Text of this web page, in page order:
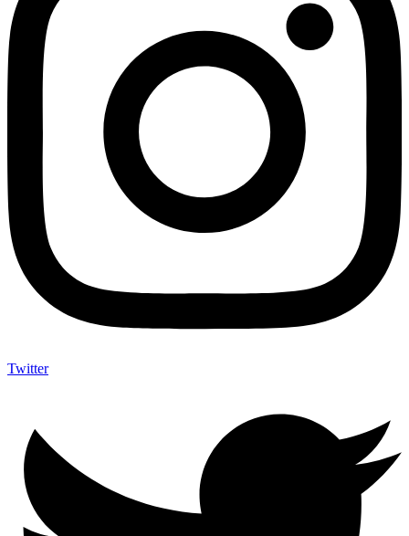
Twitter